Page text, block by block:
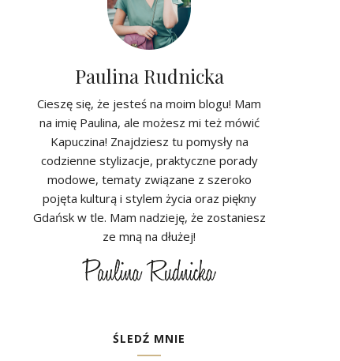
Paulina Rudnicka
Cieszę się, że jesteś na moim blogu! Mam
na imię Paulina, ale możesz mi też mówić
Kapuczina! Znajdziesz tu pomysły na
codzienne stylizacje, praktyczne porady
modowe, tematy związane z szeroko
pojęta kulturą i stylem życia oraz piękny
Gdańsk w tle. Mam nadzieję, że zostaniesz
ze mną na dłużej!
ŚLEDŹ MNIE